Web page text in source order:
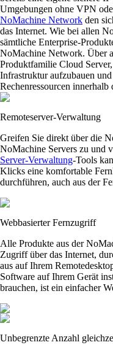
Umgebungen ohne VPN
NoMachine Network den
das Internet. Wie bei allen
sämtliche Enterprise-
NoMachine Network. Über
Produktfamilie Cloud
Infrastruktur aufzubauen
Rechenressourcen
Remoteserver-Verwaltung
Greifen Sie direkt über die
NoMachine Servers zu und
Server-Verwaltung-Tools
Klicks eine komfortable
durchführen, auch aus der
Webbasierter Fernzugriff
Alle Produkte aus der
Zugriff über das Internet,
aus auf Ihrem
Software auf Ihrem Gerät
brauchen, ist ein einfacher
Unbegrenzte Anzahl